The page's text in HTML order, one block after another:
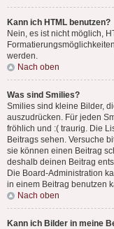
Kann ich HTML benutzen?
Nein, es ist nicht möglich,
werden.
Nach oben
Was sind Smilies?
Smilies sind kleine Bilder,
auszudrücken. Für jeden
fröhlich und :( traurig. Die
Beitrags sehen. Versuche
sie können einen Beitrag
deshalb deinen Beitrag
Die Board-Administration
in einem Beitrag benutzen
Nach oben
Kann ich Bilder in meine